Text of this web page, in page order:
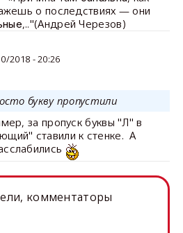
о последствиях — они
,.."(Андрей Черезов)
2018 - 20:26
букву пропустили
за пропуск буквы "Л" в
ставили к стенке. А
комментаторы